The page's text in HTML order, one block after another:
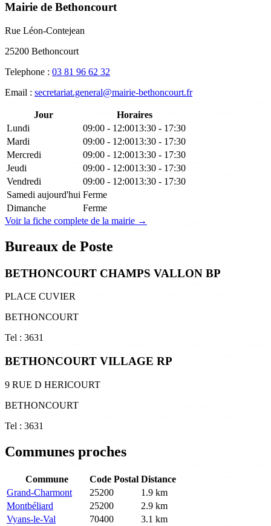
Mairie de Bethoncourt
Rue Léon-Contejean
25200 Bethoncourt
Telephone : 03 81 96 62 32
Email : secretariat.general@mairie-bethoncourt.fr
Jour
Horaires
Lundi
09:00 - 12:0013:30 - 17:30
Mardi
09:00 - 12:0013:30 - 17:30
Mercredi
09:00 - 12:0013:30 - 17:30
Jeudi
09:00 - 12:0013:30 - 17:30
Vendredi
09:00 - 12:0013:30 - 17:30
Samedi aujourd'hui Ferme
Dimanche
Ferme
Voir la fiche complete de la mairie →
Bureaux de Poste
BETHONCOURT CHAMPS VALLON BP
PLACE CUVIER
BETHONCOURT
Tel : 3631
BETHONCOURT VILLAGE RP
9 RUE D HERICOURT
BETHONCOURT
Tel : 3631
Communes proches
Commune Code Postal Distance
Grand-Charmont
25200
1.9 km
Montbéliard
25200
2.9 km
Vyans-le-Val
70400 3.1 km